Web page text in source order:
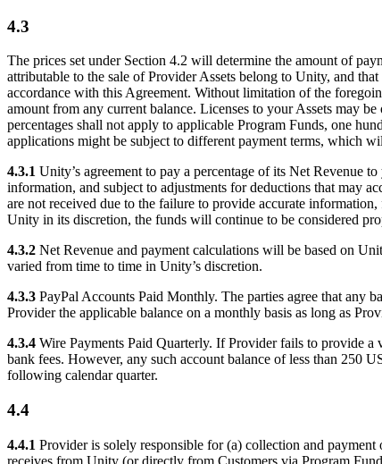
4.3
The prices set under Section 4.2 will determine the amount of
attributable to the sale of Provider Assets belong to Unity, and
accordance with this Agreement. Without limitation of the
amount from any current balance. Licenses to your Assets may
percentages shall not apply to applicable Program Funds, one
applications might be subject to different payment terms, which
4.3.1 Unity’s agreement to pay a percentage of its Net Revenue
information, and subject to adjustments for deductions that may
are not received due to the failure to provide accurate
Unity in its discretion, the funds will continue to be considered
4.3.2 Net Revenue and payment calculations will be based on
varied from time to time in Unity’s discretion.
4.3.3 PayPal Accounts Paid Monthly. The parties agree that any
Provider the applicable balance on a monthly basis as long as
4.3.4 Wire Payments Paid Quarterly. If Provider fails to provide
bank fees. However, any such account balance of less than 250
following calendar quarter.
4.4
4.4.1 Provider is solely responsible for (a) collection and
receives from Unity (or directly from Customers via Program